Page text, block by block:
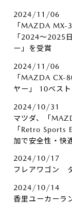
2024/11/06
「MAZDA MX-
「2024～2025
ー」を受賞
2024/11/06
「MAZDA CX-
ヤー」 10ベスト
2024/10/31
マツダ、「
「Retro Sports
加で安全性・快
2024/10/17
フレアワゴン
2024/10/14
香里ユーカーラ